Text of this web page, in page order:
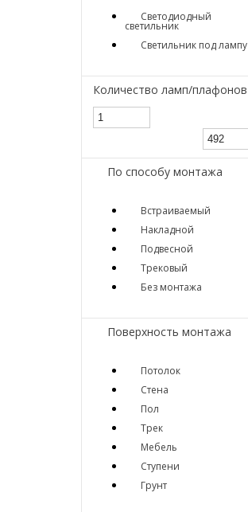
Светодиодный
светильник
Светильник под лампу
Количество ламп/плафонов
По способу монтажа
Встраиваемый
Накладной
Подвесной
Трековый
Без монтажа
Поверхность монтажа
Потолок
Стена
Пол
Трек
Мебель
Ступени
Грунт